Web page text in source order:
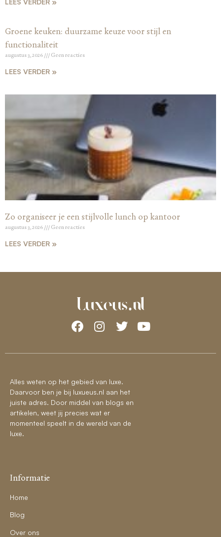
LEES VERDER »
Groene keuken: duurzame keuze voor stijl en
functionaliteit
augustus 3, 2026 Geen reacties
LEES VERDER »
Zo organiseer je een stijlvolle lunch op kantoor
augustus 3, 2026 Geen reacties
LEES VERDER »
Alles weten op het gebied van luxe.
Daarvoor ben je bij luxueus.nl aan het
juiste adres. Door middel van blogs en
artikelen, weet jij precies wat er
momenteel speelt in de wereld van de
luxe.
Informatie
Home
Blog
Over ons